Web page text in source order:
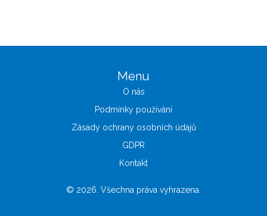
Menu
O nás
Podmínky používání
Zásady ochrany osobních údajů
GDPR
Kontakt
© 2026. Všechna práva vyhrazena.